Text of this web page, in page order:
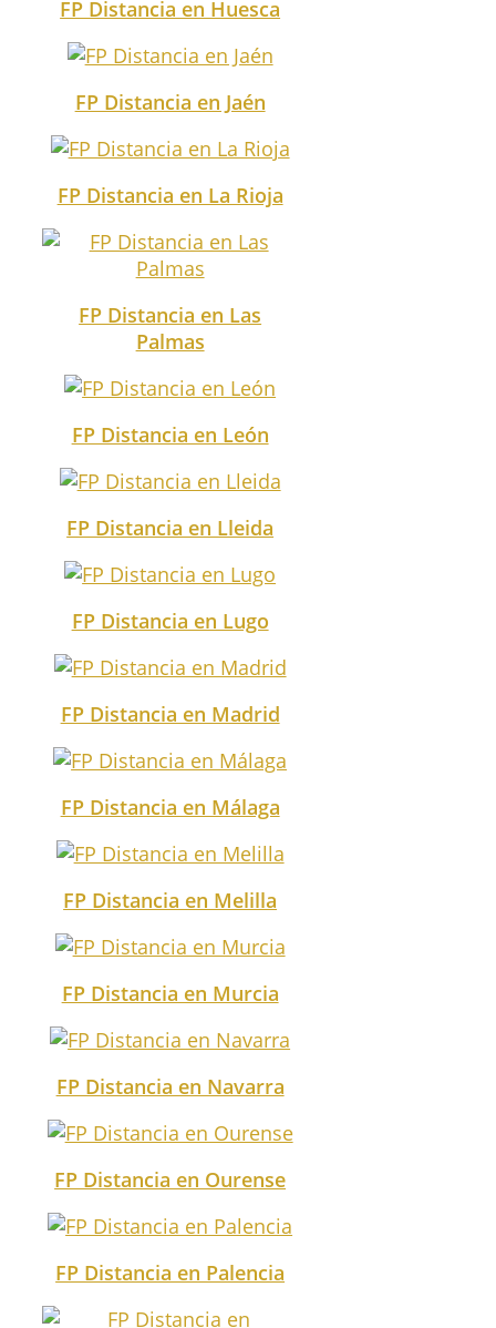
FP Distancia en Huesca
FP Distancia en Jaén
FP Distancia en La Rioja
FP Distancia en Las
Palmas
FP Distancia en León
FP Distancia en Lleida
FP Distancia en Lugo
FP Distancia en Madrid
FP Distancia en Málaga
FP Distancia en Melilla
FP Distancia en Murcia
FP Distancia en Navarra
FP Distancia en Ourense
FP Distancia en Palencia